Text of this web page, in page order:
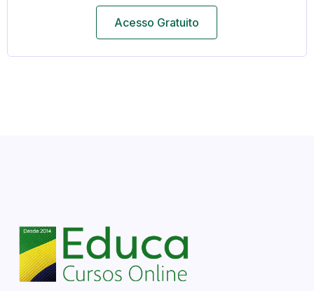
Acesso Gratuito